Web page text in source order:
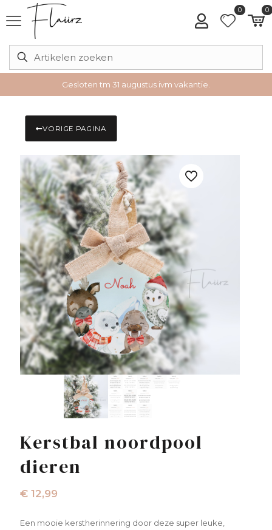
0 0
Gesloten tm 31 augustus ivm vakantie.
VORIGE PAGINA
Kerstbal noordpool
dieren
€ 12,99
Een mooie kerstherinnering door deze super leuke,